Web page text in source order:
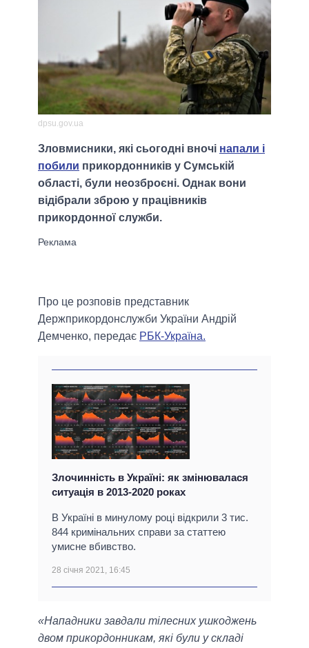
dpsu.gov.ua
Зловмисники, які сьогодні вночі напали і
побили прикордонників у Сумській
області, були неозброєні. Однак вони
відібрали зброю у працівників
прикордонної служби.
Про це розповів представник
Держприкордонслужби України Андрій
Демченко, передає РБК-Україна.
Злочинність в Україні: як змінювалася
ситуація в 2013-2020 роках
В Україні в минулому році відкрили 3 тис.
844 кримінальних справи за статтею
умисне вбивство.
28 січня 2021, 16:45
«Нападники завдали тілесних ушкоджень
двом прикордонникам, які були у складі